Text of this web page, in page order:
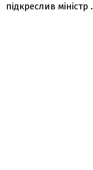
підкреслив міністр .